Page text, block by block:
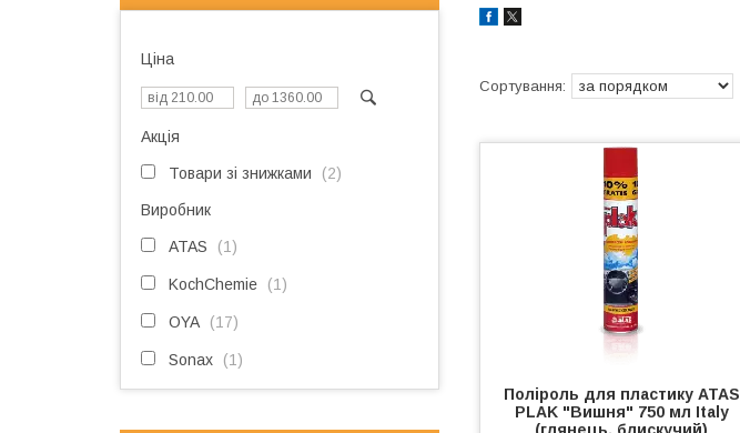
Поліроль для пластику ATAS
PLAK "Вишня" 750 мл Italy
Ціна
Акція
Товари зі знижками 2
Виробник
ATAS 1
KochChemie 1
OYA 17
Sonax 1